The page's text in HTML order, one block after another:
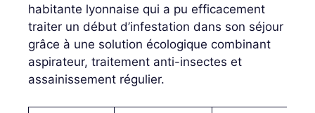
habitante lyonnaise qui a pu efficacement
traiter un début d’infestation dans son séjour
grâce à une solution écologique combinant
aspirateur, traitement anti-insectes et
assainissement régulier.